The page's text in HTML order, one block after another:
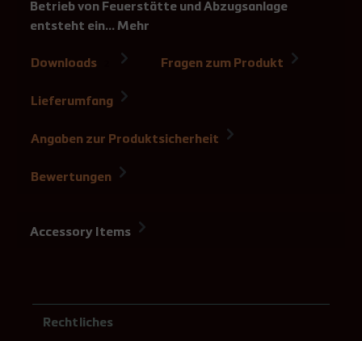
Betrieb von Feuerstätte und Abzugsanlage
entsteht ein… Mehr
Downloads Fragen zum Produkt
Lieferumfang
Angaben zur Produktsicherheit
Bewertungen
Accessory Items
Rechtliches